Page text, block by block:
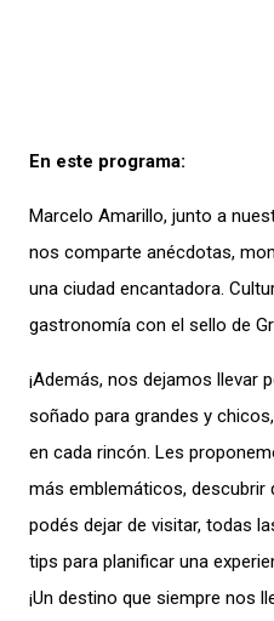
En este programa:
Marcelo Amarillo, junto a
nos comparte anécdotas,
una ciudad encantadora.
gastronomía con el sello de
¡Además, nos dejamos llevar
soñado para grandes y
en cada rincón. Les
más emblemáticos, descubrir
podés dejar de visitar, todas
tips para planificar una
¡Un destino que siempre nos